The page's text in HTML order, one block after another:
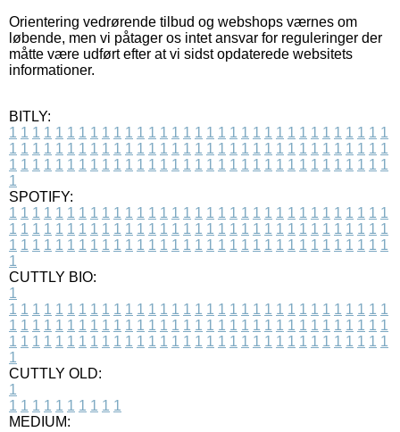
Orientering vedrørende tilbud og webshops værnes om
løbende, men vi påtager os intet ansvar for reguleringer der
måtte være udført efter at vi sidst opdaterede websitets
informationer.
BITLY:
1 1 1 1 1 1 1 1 1 1 1 1 1 1 1 1 1 1 1 1 1 1 1 1 1 1 1 1 1 1 1 1 1
1 1 1 1 1 1 1 1 1 1 1 1 1 1 1 1 1 1 1 1 1 1 1 1 1 1 1 1 1 1 1 1 1
1 1 1 1 1 1 1 1 1 1 1 1 1 1 1 1 1 1 1 1 1 1 1 1 1 1 1 1 1 1 1 1 1
1
SPOTIFY:
1 1 1 1 1 1 1 1 1 1 1 1 1 1 1 1 1 1 1 1 1 1 1 1 1 1 1 1 1 1 1 1 1
1 1 1 1 1 1 1 1 1 1 1 1 1 1 1 1 1 1 1 1 1 1 1 1 1 1 1 1 1 1 1 1 1
1 1 1 1 1 1 1 1 1 1 1 1 1 1 1 1 1 1 1 1 1 1 1 1 1 1 1 1 1 1 1 1 1
1
CUTTLY BIO:
1
1 1 1 1 1 1 1 1 1 1 1 1 1 1 1 1 1 1 1 1 1 1 1 1 1 1 1 1 1 1 1 1 1
1 1 1 1 1 1 1 1 1 1 1 1 1 1 1 1 1 1 1 1 1 1 1 1 1 1 1 1 1 1 1 1 1
1 1 1 1 1 1 1 1 1 1 1 1 1 1 1 1 1 1 1 1 1 1 1 1 1 1 1 1 1 1 1 1 1
1
CUTTLY OLD:
1
1 1 1 1 1 1 1 1 1 1
MEDIUM: